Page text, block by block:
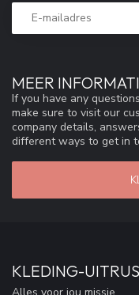
MEER
If you have any
make sure to visit our
company details,
different ways to get in
KLEDING-